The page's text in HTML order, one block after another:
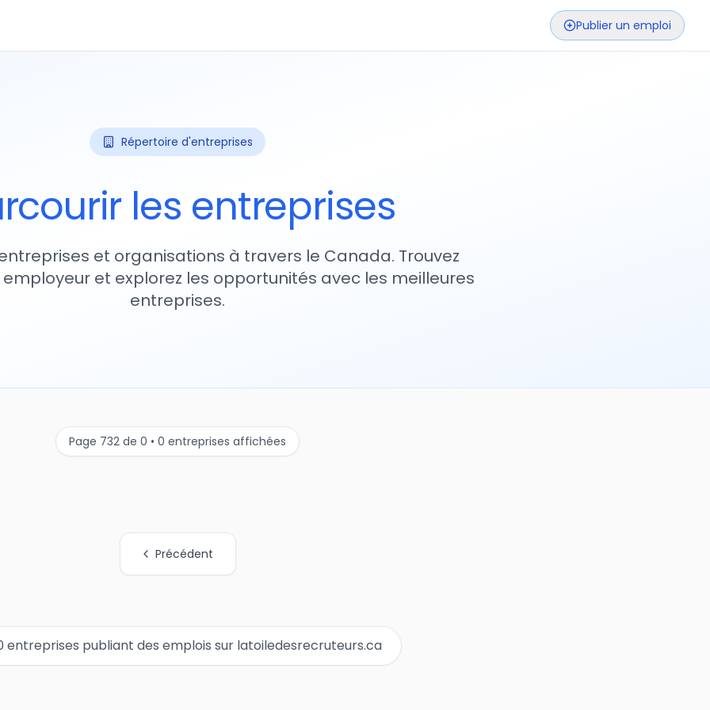
Publier un emploi
Répertoire d'entreprises
les entreprises
et organisations à travers le Canada. Trouvez
et explorez les opportunités avec les meilleures
entreprises.
Page 732 de 0 • 0 entreprises affichées
Précédent
entreprises publiant des emplois sur latoiledesrecruteurs.ca